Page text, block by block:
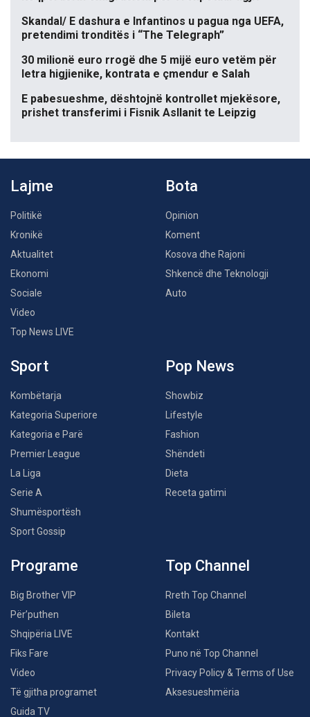
Skandal/ E dashura e Infantinos u pagua nga UEFA,
pretendimi tronditës i “The Telegraph”
30 milionë euro rrogë dhe 5 mijë euro vetëm për
letra higjienike, kontrata e çmendur e Salah
E pabesueshme, dështojnë kontrollet mjekësore,
prishet transferimi i Fisnik Asllanit te Leipzig
Lajme
Politikë
Kronikë
Aktualitet
Ekonomi
Sociale
Video
Top News LIVE
Bota
Opinion
Koment
Kosova dhe Rajoni
Shkencë dhe Teknologji
Auto
Sport
Kombëtarja
Kategoria Superiore
Kategoria e Parë
Premier League
La Liga
Serie A
Shumësportësh
Sport Gossip
Pop News
Showbiz
Lifestyle
Fashion
Shëndeti
Dieta
Receta gatimi
Programe
Big Brother VIP
Për’puthen
Shqipëria LIVE
Fiks Fare
Video
Të gjitha programet
Guida TV
Top Channel
Rreth Top Channel
Bileta
Kontakt
Puno në Top Channel
Privacy Policy & Terms of Use
Aksesueshmëria